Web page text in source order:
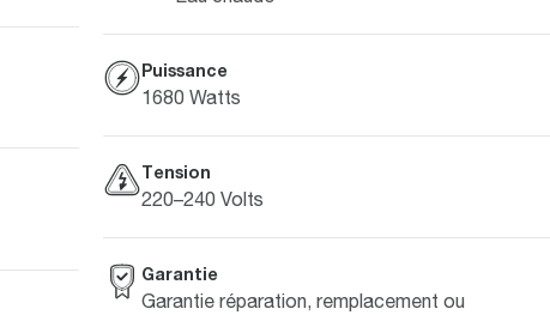
Puissance
1680 Watts
Tension
220–240 Volts
Garantie
Garantie réparation, remplacement ou